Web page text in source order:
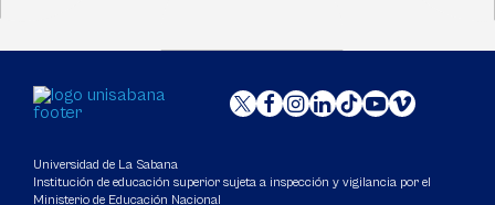
Universidad de La Sabana
Institución de educación superior sujeta a inspección y vigilancia por el
Ministerio de Educación Nacional